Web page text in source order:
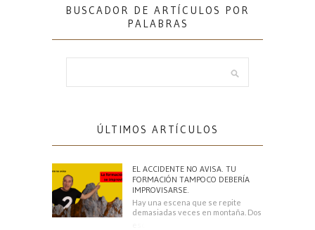
BUSCADOR DE ARTÍCULOS POR
PALABRAS
ÚLTIMOS ARTÍCULOS
EL ACCIDENTE NO AVISA. TU
FORMACIÓN TAMPOCO DEBERÍA
IMPROVISARSE.
Hay una escena que se repite
demasiadas veces en montaña. Dos